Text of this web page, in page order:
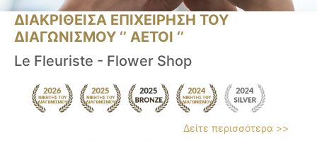
ΔΙΑΚΡΙΘΕΙΣΑ ΕΠΙΧΕΙΡΗΣΗ ΤΟΥ
ΔΙΑΓΩΝΙΣΜΟΥ ‘’ ΑΕΤΟΙ ‘’
Le Fleuriste - Flower Shop
Δείτε περισσότερα >>